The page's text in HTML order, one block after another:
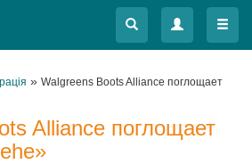
Меню
Меню
» Walgreens Boots Alliance поглощает
Alliance поглощает